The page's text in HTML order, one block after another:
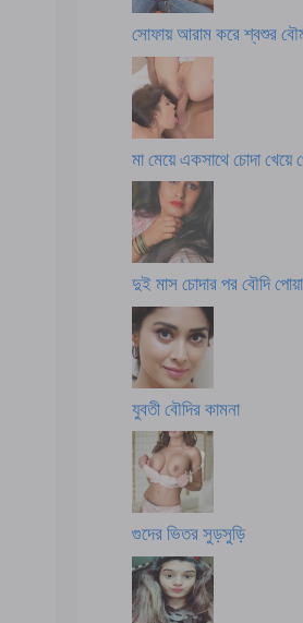
সোফায় আরাম করে শ্বশুর
মা মেয়ে একসাথে চোদা খেয়ে
দুই মাস চোদার পর বৌদি
যুবতী বৌদির কামনা
গুদের ভিতর সুড়সুড়ি